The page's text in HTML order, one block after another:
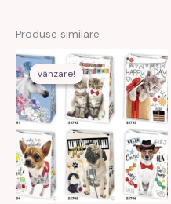
Produse similare
Vânzare!
Vânzare!
Prețul
inițial
a
fost:
27,00 MDL.
Prețul
curent
este:
11,00 MDL.